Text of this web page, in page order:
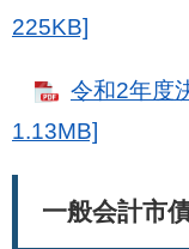
225KB]
令和2年度
1.13MB]
一般会計市